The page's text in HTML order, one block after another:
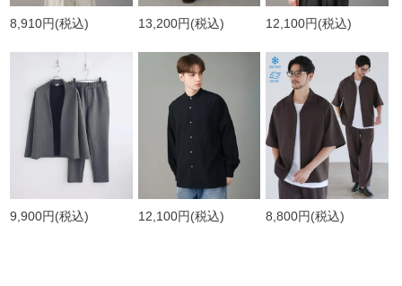
8,910円(税込) 13,200円(税込) 12,100円(税込)
9,900円(税込) 12,100円(税込) 8,800円(税込)